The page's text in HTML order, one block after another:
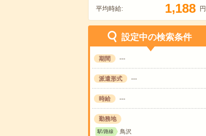
平均時給: 1,188 円
設定中の検索条件
期間 ---
派遣形式 ---
時給 ---
勤務地
駅/路線 鳥沢